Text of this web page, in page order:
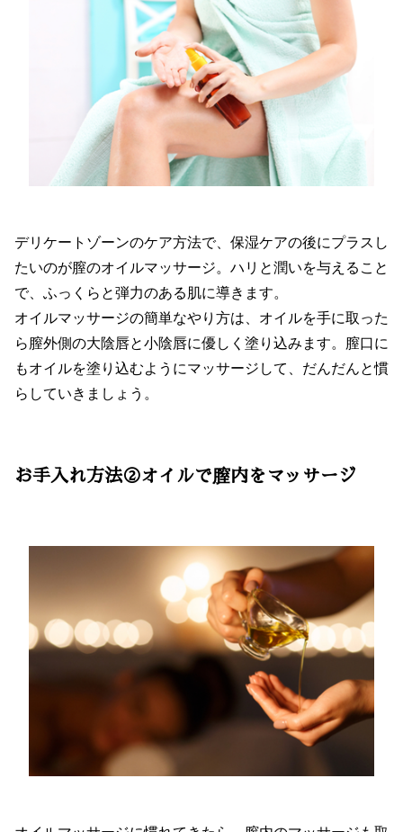
デリケートゾーンのケア方法で、保湿ケアの後にプラスし
たいのが膣のオイルマッサージ。ハリと潤いを与えること
で、ふっくらと弾力のある肌に導きます。
オイルマッサージの簡単なやり方は、オイルを手に取った
ら膣外側の大陰唇と小陰唇に優しく塗り込みます。膣口に
もオイルを塗り込むようにマッサージして、だんだんと慣
らしていきましょう。
お手入れ方法②オイルで膣内をマッサージ